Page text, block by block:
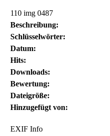
110 img 0487
Beschreibung:
Schlüsselwörter:
Datum:
Hits:
Downloads:
Bewertung:
Dateigröße:
Hinzugefügt von:
EXIF Info